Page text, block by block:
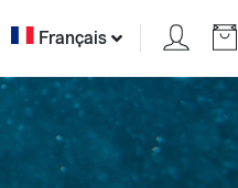
Français